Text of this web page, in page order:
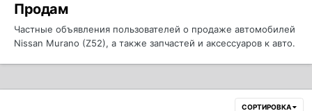
Продам
Частные объявления пользователей о продаже автомобилей
Nissan Murano (Z52), а также запчастей и аксессуаров к авто.
СОРТИРОВКА